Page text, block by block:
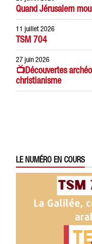
Quand Jérusalem
11 juillet 2026
TSM 704
27 juin 2026
📺Découvertes
christianisme
LE NUMÉRO EN COURS